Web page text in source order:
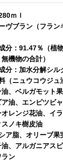
ｍｌ
ヴブラン（フラン
分：91.47％（植物
機物の合計）
分：加水分解シル
（ニュウコウジュ
、ベルガモット果
油、エンピツビ
レンジ花油、イ
ノキ樹皮油
ア脂、オリーブ果
、アルガニアス
ラン